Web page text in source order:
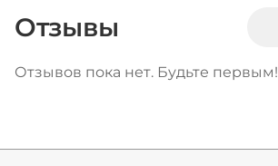
Отзывы
Отзывов пока нет. Будьте первым!